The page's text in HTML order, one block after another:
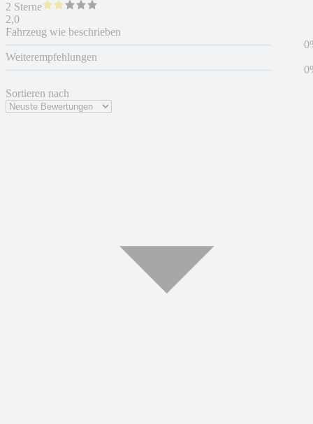
Sortieren nach
2 Sterne
2,0
Fahrzeug wie beschrieben
Weiterempfehlungen